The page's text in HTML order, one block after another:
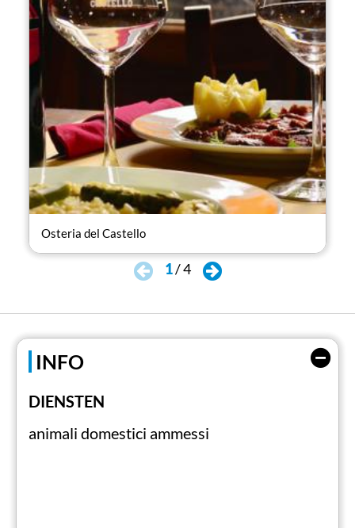
Osteria del Castello
1/4
INFO
DIENSTEN
animali domestici ammessi